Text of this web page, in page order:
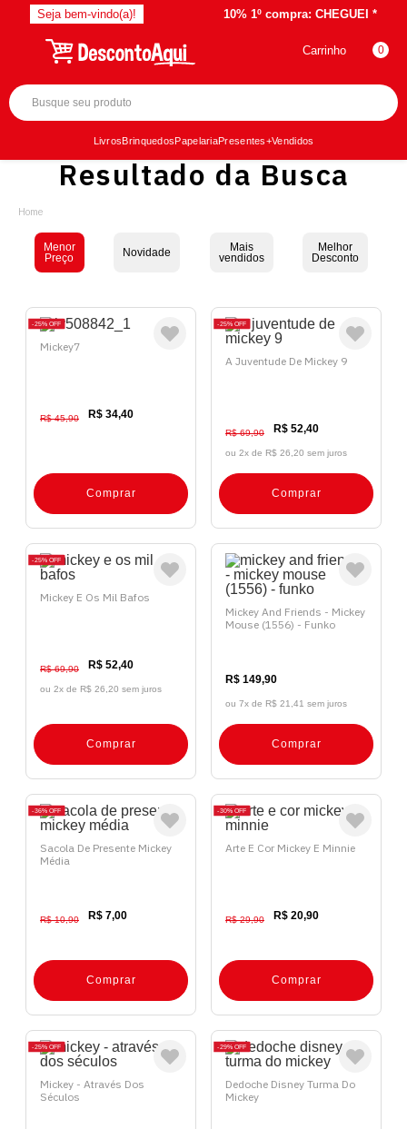
Seja bem-vindo(a)! 10% 1º compra: CHEGUEI *
Carrinho 0
LivrosBrinquedosPapelariaPresentes+Vendidos
Resultado da Busca
Menor
Preço
Novidade
Mais
vendidos
Melhor
Desconto
25% OFF
Mickey7
R$ 45,90 R$ 34,40
Comprar
25% OFF
A Juventude De Mickey 9
R$ 69,90 R$ 52,40
ou 2x de R$ 26,20 sem juros
Comprar
25% OFF
Mickey E Os Mil Bafos
R$ 69,90 R$ 52,40
ou 2x de R$ 26,20 sem juros
Comprar
Mickey And Friends - Mickey
Mouse (1556) - Funko
R$ 149,90
ou 7x de R$ 21,41 sem juros
Comprar
36% OFF
Sacola De Presente Mickey
Média
R$ 10,90 R$ 7,00
Comprar
30% OFF
Arte E Cor Mickey E Minnie
R$ 29,90 R$ 20,90
Comprar
25% OFF
Mickey - Através Dos
Séculos
29% OFF
Dedoche Disney Turma Do
Mickey